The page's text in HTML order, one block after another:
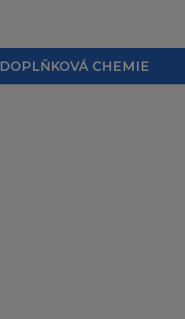
DOPLŇKOVÁ CHEMIE